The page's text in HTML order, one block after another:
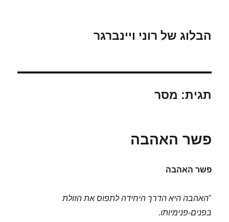
הבלוג של רוני ויינברגר
תגית: מסר
פשר האהבה
פשר האהבה
"האהבה היא הדרך היחידה לתפוס את הזולת
בפנים-פנימיותו.